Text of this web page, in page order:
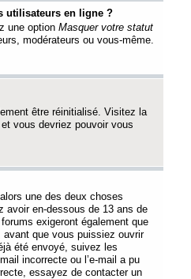
utilisateurs en ligne ?
une option Masquer votre statut
modérateurs ou vous-même.
être réinitialisé. Visitez la
vous devriez pouvoir vous
une des deux choses
avoir en-dessous de 13 ans de
exigeront également que
que vous puissiez ouvrir
été envoyé, suivez les
incorrecte ou l’e-mail a pu
essayez de contacter un